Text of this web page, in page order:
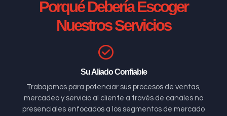
Porqué Debería Escoger
Nuestros Servicios
Su Aliado Confiable
Trabajamos para potenciar sus procesos de ventas,
mercadeo y servicio al cliente a través de canales no
presenciales enfocados a los segmentos de mercado